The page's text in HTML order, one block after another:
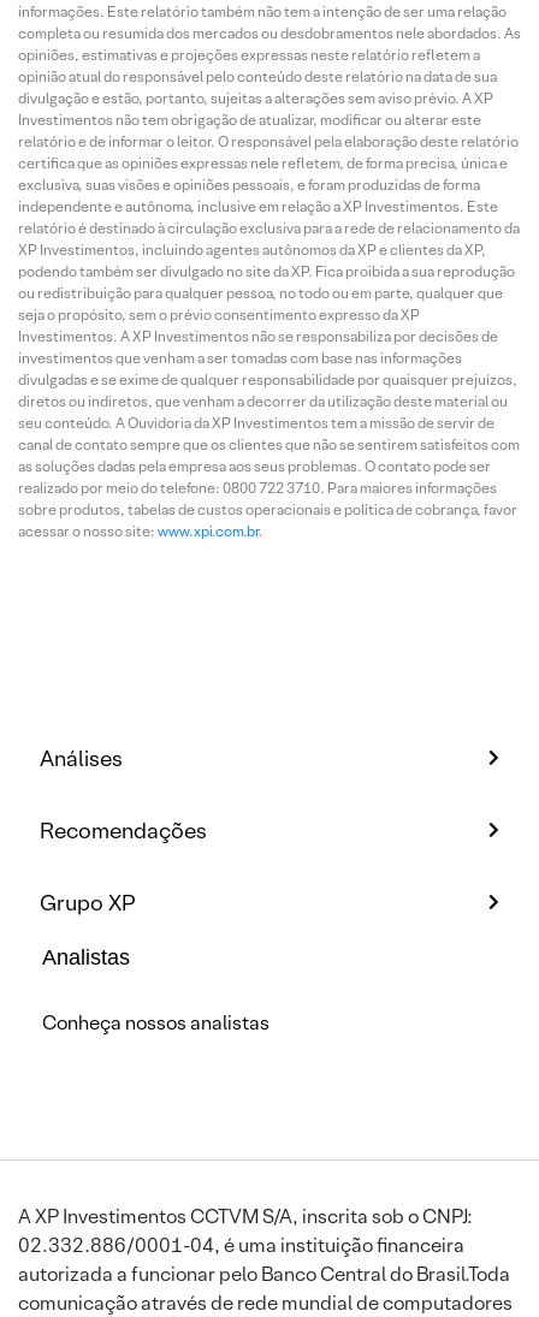
informações. Este relatório também não tem a intenção de ser uma relação
completa ou resumida dos mercados ou desdobramentos nele abordados. As
opiniões, estimativas e projeções expressas neste relatório refletem a
opinião atual do responsável pelo conteúdo deste relatório na data de sua
divulgação e estão, portanto, sujeitas a alterações sem aviso prévio. A XP
Investimentos não tem obrigação de atualizar, modificar ou alterar este
relatório e de informar o leitor. O responsável pela elaboração deste relatório
certifica que as opiniões expressas nele refletem, de forma precisa, única e
exclusiva, suas visões e opiniões pessoais, e foram produzidas de forma
independente e autônoma, inclusive em relação a XP Investimentos. Este
relatório é destinado à circulação exclusiva para a rede de relacionamento da
XP Investimentos, incluindo agentes autônomos da XP e clientes da XP,
podendo também ser divulgado no site da XP. Fica proibida a sua reprodução
ou redistribuição para qualquer pessoa, no todo ou em parte, qualquer que
seja o propósito, sem o prévio consentimento expresso da XP
Investimentos. A XP Investimentos não se responsabiliza por decisões de
investimentos que venham a ser tomadas com base nas informações
divulgadas e se exime de qualquer responsabilidade por quaisquer prejuízos,
diretos ou indiretos, que venham a decorrer da utilização deste material ou
seu conteúdo. A Ouvidoria da XP Investimentos tem a missão de servir de
canal de contato sempre que os clientes que não se sentirem satisfeitos com
as soluções dadas pela empresa aos seus problemas. O contato pode ser
realizado por meio do telefone: 0800 722 3710. Para maiores informações
sobre produtos, tabelas de custos operacionais e política de cobrança, favor
acessar o nosso site: www.xpi.com.br.
Análises
Recomendações
Grupo XP
Analistas
Conheça nossos analistas
A XP Investimentos CCTVM S/A, inscrita sob o CNPJ:
02.332.886/0001-04, é uma instituição financeira
autorizada a funcionar pelo Banco Central do Brasil.Toda
comunicação através de rede mundial de computadores